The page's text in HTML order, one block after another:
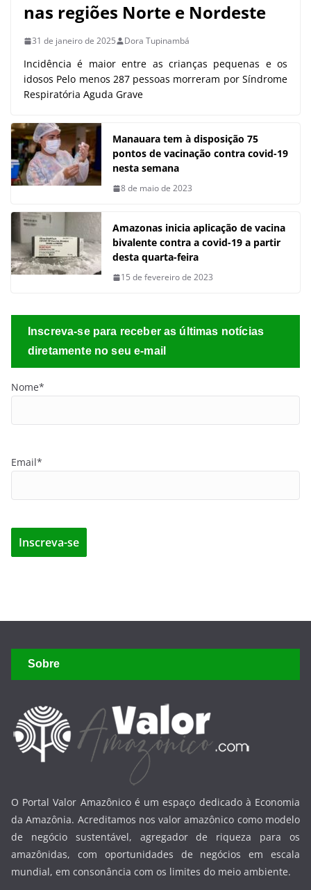
nas regiões Norte e Nordeste
31 de janeiro de 2025 Dora Tupinambá
Incidência é maior entre as crianças pequenas e os
idosos Pelo menos 287 pessoas morreram por Síndrome
Respiratória Aguda Grave
Manauara tem à disposição 75
pontos de vacinação contra covid-19
nesta semana
8 de maio de 2023
Amazonas inicia aplicação de vacina
bivalente contra a covid-19 a partir
desta quarta-feira
15 de fevereiro de 2023
Inscreva-se para receber as últimas notícias
diretamente no seu e-mail
Nome*
Email*
Sobre
O Portal Valor Amazônico é um espaço dedicado à Economia
da Amazônia. Acreditamos nos valor amazônico como modelo
de negócio sustentável, agregador de riqueza para os
amazônidas, com oportunidades de negócios em escala
mundial, em consonância com os limites do meio ambiente.